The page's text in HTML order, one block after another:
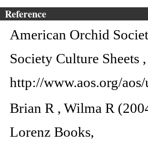
Reference
American Orchid
Society Culture Sheets ,
http://www.aos.org/
Brian R , Wilma R
Lorenz Books,